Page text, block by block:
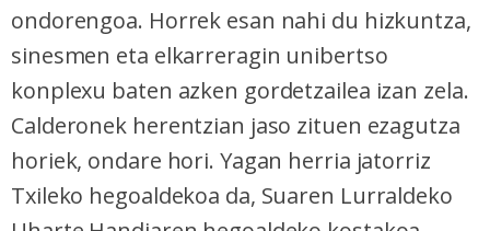
ondorengoa. Horrek esan nahi du hizkuntza,
sinesmen eta elkarreragin unibertso
konplexu baten azken gordetzailea izan zela.
Calderonek herentzian jaso zituen ezagutza
horiek, ondare hori. Yagan herria jatorriz
Txileko hegoaldekoa da, Suaren Lurraldeko